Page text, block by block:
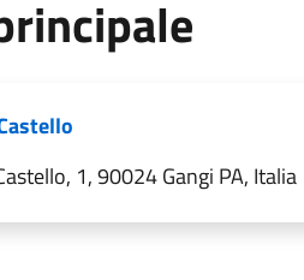
1, 90024 Gangi PA, Italia